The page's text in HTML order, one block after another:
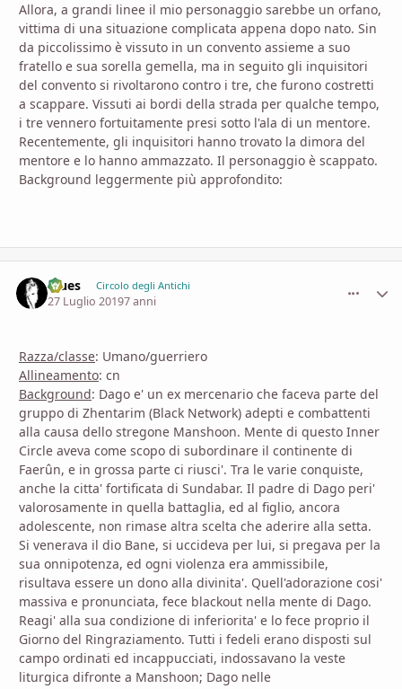
Allora, a grandi linee il mio personaggio sarebbe un orfano,
vittima di una situazione complicata appena dopo nato. Sin
da piccolissimo è vissuto in un convento assieme a suo
fratello e sua sorella gemella, ma in seguito gli inquisitori
del convento si rivoltarono contro i tre, che furono costretti
a scappare. Vissuti ai bordi della strada per qualche tempo,
i tre vennero fortuitamente presi sotto l'ala di un mentore.
Recentemente, gli inquisitori hanno trovato la dimora del
mentore e lo hanno ammazzato. Il personaggio è scappato.
Background leggermente più approfondito:
Blues Circolo degli Antichi
27 Luglio 20197 anni
Razza/classe: Umano/guerriero
Allineamento: cn
Background: Dago e' un ex mercenario che faceva parte del
gruppo di Zhentarim (Black Network) adepti e combattenti
alla causa dello stregone Manshoon. Mente di questo Inner
Circle aveva come scopo di subordinare il continente di
Faerûn, e in grossa parte ci riusci'. Tra le varie conquiste,
anche la citta' fortificata di Sundabar. Il padre di Dago peri'
valorosamente in quella battaglia, ed al figlio, ancora
adolescente, non rimase altra scelta che aderire alla setta.
Si venerava il dio Bane, si uccideva per lui, si pregava per la
sua onnipotenza, ed ogni violenza era ammissibile,
risultava essere un dono alla divinita'. Quell'adorazione cosi'
massiva e pronunciata, fece blackout nella mente di Dago.
Reagi' alla sua condizione di inferiorita' e lo fece proprio il
Giorno del Ringraziamento. Tutti i fedeli erano disposti sul
campo ordinati ed incappucciati, indossavano la veste
liturgica difronte a Manshoon; Dago nelle